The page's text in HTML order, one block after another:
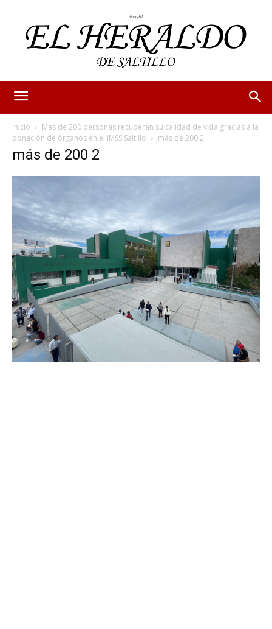
Inicio
Más de 200 personas recuperan su calidad de vida gracias a la
donación de órganos en el IMSS Saltillo
más de 200 2
más de 200 2